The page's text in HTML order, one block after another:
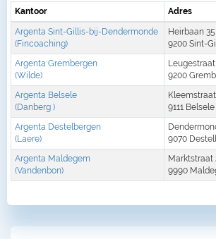
Kantoor Adres
Argenta Sint-Gillis-bij-Dendermonde
(Fincoaching)
Heirbaan 35
9200 Sint-
Argenta Grembergen
(Wilde)
Leugestraat
9200
Argenta Belsele
(Danberg )
9111 Belsele
Argenta Destelbergen
(Laere)
9070
Argenta Maldegem
(Vandenbon)
Marktstraat
9990